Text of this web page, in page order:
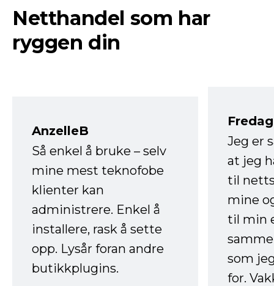
Netthandel som har
ryggen din
AnzelleB
Så enkel å bruke – selv
mine mest teknofobe
klienter kan
administrere. Enkel å
installere, rask å sette
opp. Lysår foran andre
butikkplugins.
Jeg er
at jeg
til
mine
til min
som
for.